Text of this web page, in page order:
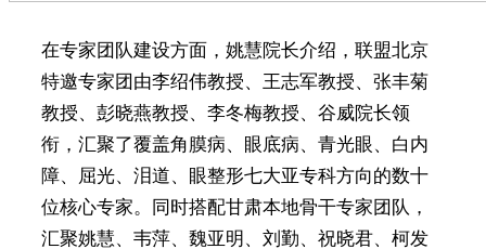
在专家团队建设方面，姚慧院长介绍，联盟北京
特邀专家团由李绍伟教授、王志军教授、张丰菊
教授、彭晓燕教授、李冬梅教授、谷威院长领
衔，汇聚了覆盖角膜病、眼底病、青光眼、白内
障、屈光、泪道、眼整形七大亚专科方向的数十
位核心专家。同时搭配甘肃本地骨干专家团队，
汇聚姚慧、韦萍、魏亚明、刘勤、祝晓君、柯发